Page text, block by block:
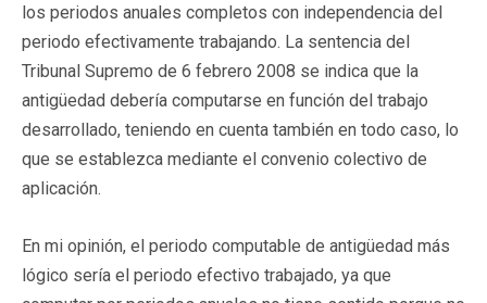
los periodos anuales completos con independencia del
periodo efectivamente trabajando. La sentencia del
Tribunal Supremo de 6 febrero 2008 se indica que la
antigüedad debería computarse en función del trabajo
desarrollado, teniendo en cuenta también en todo caso, lo
que se establezca mediante el convenio colectivo de
aplicación.
En mi opinión, el periodo computable de antigüedad más
lógico sería el periodo efectivo trabajado, ya que